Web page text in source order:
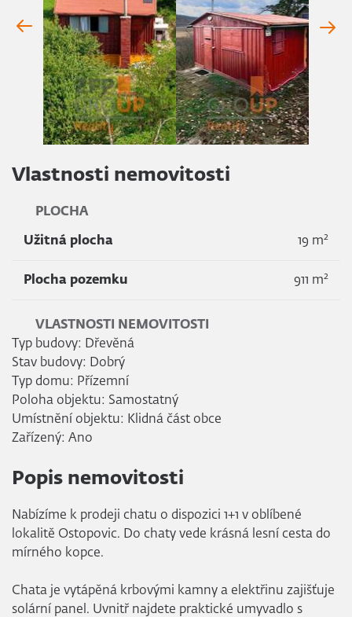
Vlastnosti nemovitosti
PLOCHA
Užitná plocha 19 m2
Plocha pozemku 911 m2
VLASTNOSTI NEMOVITOSTI
Typ budovy: Dřevěná
Stav budovy: Dobrý
Typ domu: Přízemní
Poloha objektu: Samostatný
Umístnění objektu: Klidná část obce
Zařízený: Ano
Popis nemovitosti
Nabízíme k prodeji chatu o dispozici 1+1 v oblíbené
lokalitě Ostopovic. Do chaty vede krásná lesní cesta do
mírného kopce.
Chata je vytápěná krbovými kamny a elektřinu zajišťuje
solární panel. Uvnitř najdete praktické umyvadlo s